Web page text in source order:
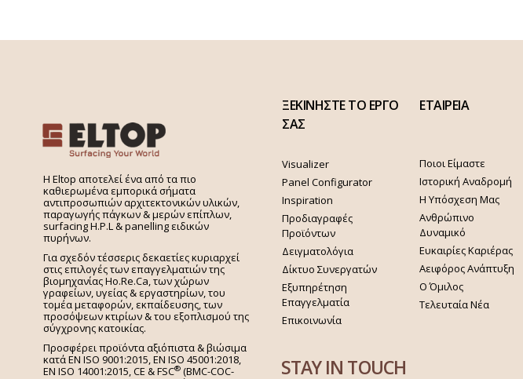
H Eltop αποτελεί ένα από τα πιο
καθιερωμένα εμπορικά σήματα
αντιπροσωπιών αρχιτεκτονικών υλικών,
παραγωγής πάγκων & μερών επίπλων,
surfacing H.P.L & panelling ειδικών
πυρήνων.
Για σχεδόν τέσσερις δεκαετίες κυριαρχεί
στις επιλογές των επαγγελματιών της
βιομηχανίας Ho.Re.Ca, των χώρων
γραφείων, υγείας & εργαστηρίων, του
τομέα μεταφορών, εκπαίδευσης, των
προσόψεων κτιρίων & του εξοπλισμού της
σύγχρονης κατοικίας.
Προσφέρει προϊόντα αξιόπιστα & βιώσιμα
κατά EN ISO 9001:2015, EN ISO 45001:2018,
EN ISO 14001:2015,CE & FSC® (BMC-COC-
ΞΕΚΙΝΗΣΤΕ ΤΟ ΕΡΓΟ
ΣΑΣ
Visualizer
Panel Configurator
Inspiration
Προδιαγραφές
Προϊόντων
Δειγματολόγια
Δίκτυο Συνεργατών
Εξυπηρέτηση
Επαγγελματία
Επικοινωνία
ΕΤΑΙΡΕΙΑ
Ποιοι Είμαστε
Ιστορική Αναδρομή
Η Υπόσχεση Μας
Ανθρώπινο
Δυναμικό
Ευκαιρίες Καριέρας
Αειφόρος Ανάπτυξη
Ο Όμιλος
Τελευταία Νέα
STAY IN TOUCH